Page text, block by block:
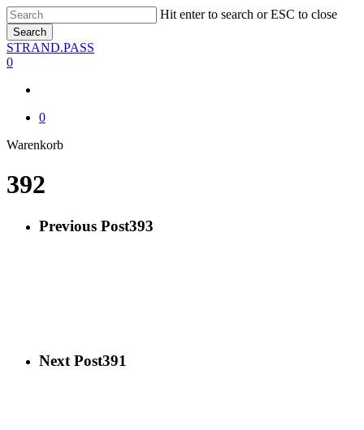
Skip
to
main
content
Hit enter to search or ESC to close
Search
Close
Search
STRAND.PASS
0
0
WarenkorbClose
392
Previous Post393
Next Post391